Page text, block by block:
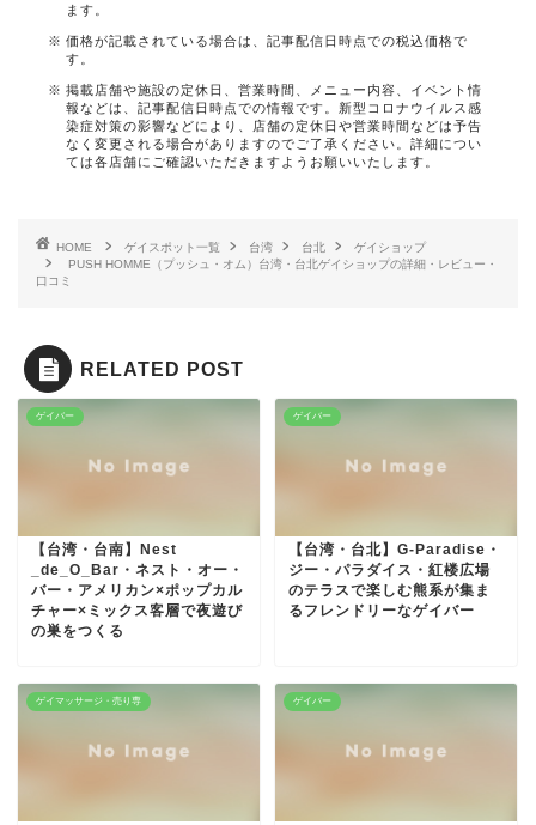
ます。
価格が記載されている場合は、記事配信日時点での税込価格で
す。
掲載店舗や施設の定休日、営業時間、メニュー内容、イベント情
報などは、記事配信日時点での情報です。新型コロナウイルス感
染症対策の影響などにより、店舗の定休日や営業時間などは予告
なく変更される場合がありますのでご了承ください。詳細につい
ては各店舗にご確認いただきますようお願いいたします。
HOME ゲイスポット一覧 台湾 台北
ゲイショップ
PUSH HOMME（プッシュ・オム）台湾・台北ゲイショップの詳細・レビュー・
口コミ
RELATED POST
ゲイバー
【台湾・台南】Nest
_de_O_Bar・ネスト・オー・
バー・アメリカン×ポップカル
チャー×ミックス客層で夜遊び
の巣をつくる
ゲイバー
【台湾・台北】G-Paradise・
ジー・パラダイス・紅楼広場
のテラスで楽しむ熊系が集ま
るフレンドリーなゲイバー
ゲイマッサージ・売り専 ゲイバー